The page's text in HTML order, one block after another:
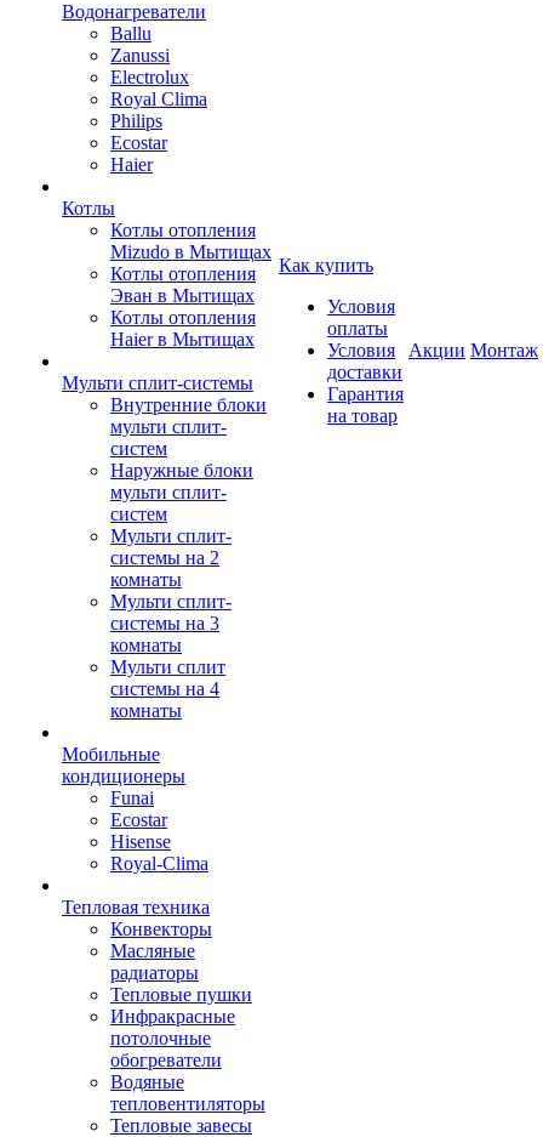
Водонагреватели
Ballu
Zanussi
Electrolux
Royal Clima
Philips
Ecostar
Haier
Котлы
Котлы отопления
Mizudo в Мытищах
Котлы отопления
Эван в Мытищах
Котлы отопления
Haier в Мытищах
Мульти сплит-системы
Внутренние блоки
мульти сплит-
систем
Наружные блоки
мульти сплит-
систем
Мульти сплит-
системы на 2
комнаты
Мульти сплит-
системы на 3
комнаты
Мульти сплит
системы на 4
комнаты
Мобильные
кондиционеры
Funai
Ecostar
Hisense
Royal-Clima
Тепловая техника
Конвекторы
Масляные
радиаторы
Тепловые пушки
Инфракрасные
потолочные
обогреватели
Водяные
тепловентиляторы
Тепловые завесы
Как купить
Условия
оплаты
Условия
доставки
Гарантия
на товар
Акции Монтаж